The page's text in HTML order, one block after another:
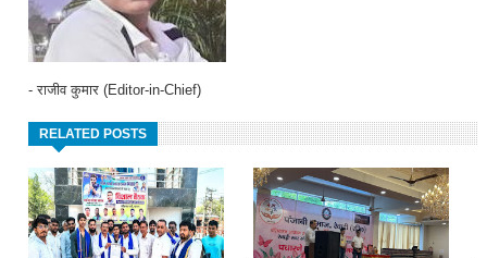
- राजीव कुमार (Editor-in-Chief)
RELATED POSTS